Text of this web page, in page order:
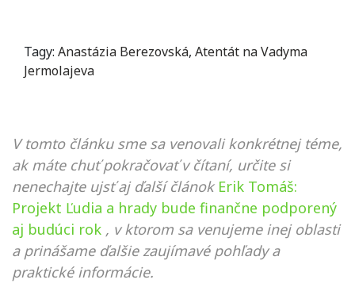
Tagy: Anastázia Berezovská, Atentát na Vadyma
Jermolajeva
V tomto článku sme sa venovali konkrétnej téme,
ak máte chuť pokračovať v čítaní, určite si
nenechajte ujsť aj ďalší článok Erik Tomáš:
Projekt Ľudia a hrady bude finančne podporený
aj budúci rok , v ktorom sa venujeme inej oblasti
a prinášame ďalšie zaujímavé pohľady a
praktické informácie.